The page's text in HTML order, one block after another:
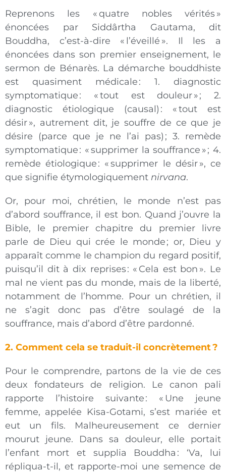
Reprenons les «quatre nobles vérités»
énoncées par Siddârtha Gautama, dit
Bouddha, c’est-à-dire « l’éveillé ». Il les a
énoncées dans son premier enseignement, le
sermon de Bénarès. La démarche bouddhiste
est quasiment médicale: 1. diagnostic
symptomatique: «tout est douleur»; 2.
diagnostic étiologique (causal) : «tout est
désir», autrement dit, je souffre de ce que je
désire (parce que je ne l’ai pas) ; 3. remède
symptomatique: «supprimer la souffrance »; 4.
remède étiologique: « supprimer le désir», ce
que signifie étymologiquement nirvana.
Or, pour moi, chrétien, le monde n’est pas
d’abord souffrance, il est bon. Quand j’ouvre la
Bible, le premier chapitre du premier livre
parle de Dieu qui crée le monde; or, Dieu y
apparaît comme le champion du regard positif,
puisqu’il dit à dix reprises: « Cela est bon ». Le
mal ne vient pas du monde, mais de la liberté,
notamment de l’homme. Pour un chrétien, il
ne s’agit donc pas d’être soulagé de la
souffrance, mais d’abord d’être pardonné.
2. Comment cela se traduit-il concrètement?
Pour le comprendre, partons de la vie de ces
deux fondateurs de religion. Le canon pali
rapporte l’histoire suivante: « Une jeune
femme, appelée Kisa-Gotami, s’est mariée et
eut un fils. Malheureusement ce dernier
mourut jeune. Dans sa douleur, elle portait
l’enfant mort et supplia Bouddha : ‘Va, lui
répliqua-t-il, et rapporte-moi une semence de